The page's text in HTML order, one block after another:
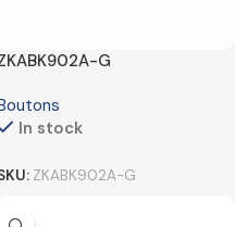
G
In stock
ZKABK902A-G